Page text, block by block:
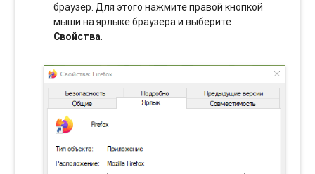
браузер. Для этого нажмите правой кнопкой
мыши на ярлыке браузера и выберите
Свойства.